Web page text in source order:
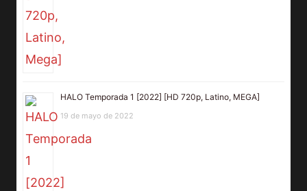
HALO Temporada 1 [2022] [HD 720p, Latino, MEGA]
19 de mayo de 2022